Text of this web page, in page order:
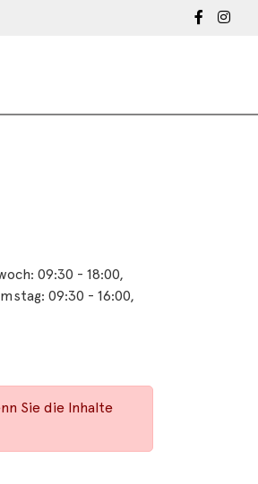
09:30 - 18:00,
09:30 - 16:00,
Sie die Inhalte